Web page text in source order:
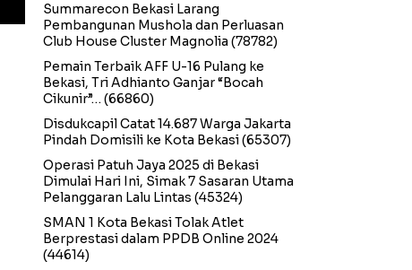
Summarecon Bekasi Larang
Pembangunan Mushola dan Perluasan
Club House Cluster Magnolia (78782)
Pemain Terbaik AFF U-16 Pulang ke
Bekasi, Tri Adhianto Ganjar “Bocah
Cikunir”… (66860)
Disdukcapil Catat 14.687 Warga Jakarta
Pindah Domisili ke Kota Bekasi(65307)
Operasi Patuh Jaya 2025 di Bekasi
Dimulai Hari Ini, Simak 7 Sasaran Utama
Pelanggaran Lalu Lintas (45324)
SMAN 1 Kota Bekasi Tolak Atlet
Berprestasi dalam PPDB Online 2024
(44614)